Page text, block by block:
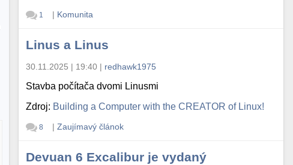
1 | Komunita
Linus a Linus
30.11.2025 | 19:40 | redhawk1975
Stavba počítača dvomi Linusmi
Zdroj: Building a Computer with the CREATOR of Linux!
8 | Zaujímavý článok
Devuan 6 Excalibur je vydaný